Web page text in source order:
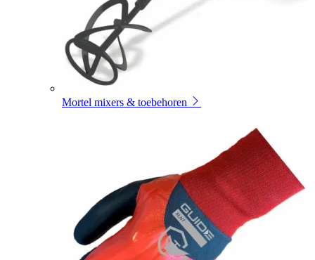
Mortel mixers & toebehoren